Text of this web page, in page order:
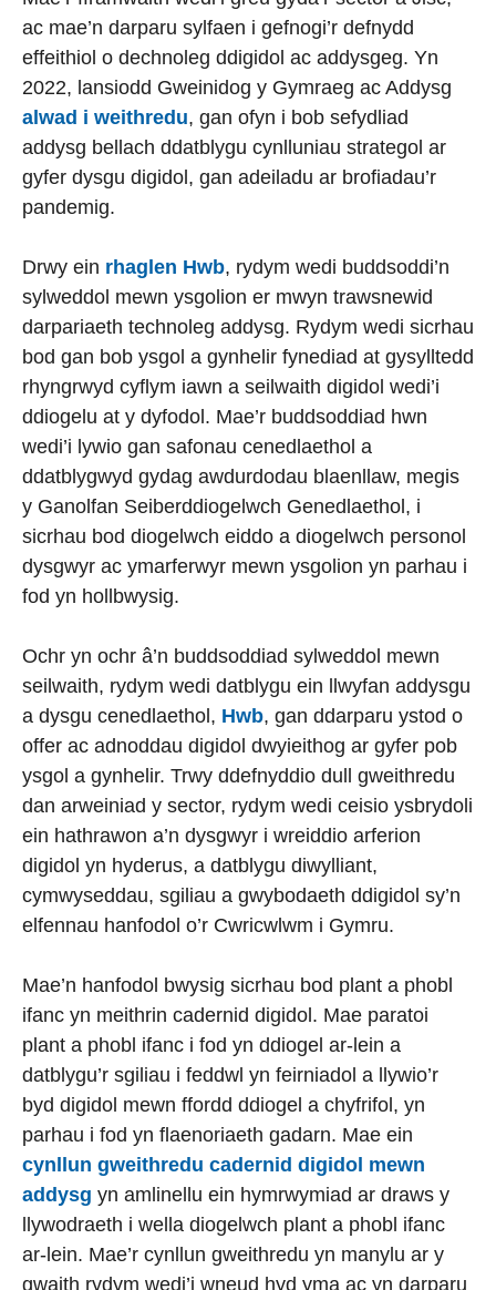
ac mae’n darparu sylfaen i gefnogi’r defnydd
effeithiol o dechnoleg ddigidol ac addysgeg. Yn
2022, lansiodd Gweinidog y Gymraeg ac Addysg
alwad i weithredu, gan ofyn i bob sefydliad
addysg bellach ddatblygu cynlluniau strategol ar
gyfer dysgu digidol, gan adeiladu ar brofiadau’r
pandemig.
Drwy ein rhaglen Hwb, rydym wedi buddsoddi’n
sylweddol mewn ysgolion er mwyn trawsnewid
darpariaeth technoleg addysg. Rydym wedi sicrhau
bod gan bob ysgol a gynhelir fynediad at gysylltedd
rhyngrwyd cyflym iawn a seilwaith digidol wedi’i
ddiogelu at y dyfodol. Mae’r buddsoddiad hwn
wedi’i lywio gan safonau cenedlaethol a
ddatblygwyd gydag awdurdodau blaenllaw, megis
y Ganolfan Seiberddiogelwch Genedlaethol, i
sicrhau bod diogelwch eiddo a diogelwch personol
dysgwyr ac ymarferwyr mewn ysgolion yn parhau i
fod yn hollbwysig.
Ochr yn ochr â’n buddsoddiad sylweddol mewn
seilwaith, rydym wedi datblygu ein llwyfan addysgu
a dysgu cenedlaethol, Hwb, gan ddarparu ystod o
offer ac adnoddau digidol dwyieithog ar gyfer pob
ysgol a gynhelir. Trwy ddefnyddio dull gweithredu
dan arweiniad y sector, rydym wedi ceisio ysbrydoli
ein hathrawon a’n dysgwyr i wreiddio arferion
digidol yn hyderus, a datblygu diwylliant,
cymwyseddau, sgiliau a gwybodaeth ddigidol sy’n
elfennau hanfodol o’r Cwricwlwm i Gymru.
Mae’n hanfodol bwysig sicrhau bod plant a phobl
ifanc yn meithrin cadernid digidol. Mae paratoi
plant a phobl ifanc i fod yn ddiogel ar-lein a
datblygu’r sgiliau i feddwl yn feirniadol a llywio’r
byd digidol mewn ffordd ddiogel a chyfrifol, yn
parhau i fod yn flaenoriaeth gadarn. Mae ein
cynllun gweithredu cadernid digidol mewn
addysg yn amlinellu ein hymrwymiad ar draws y
llywodraeth i wella diogelwch plant a phobl ifanc
ar-lein. Mae’r cynllun gweithredu yn manylu ar y
gwaith rydym wedi’i wneud hyd yma ac yn darparu